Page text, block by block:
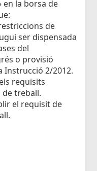
en la borsa de
de
ser dispensada
del
o provisió
Instrucció 2/2012.
requisits
de treball.
el requisit de